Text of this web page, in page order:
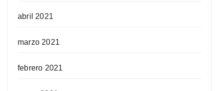
abril 2021
marzo 2021
febrero 2021